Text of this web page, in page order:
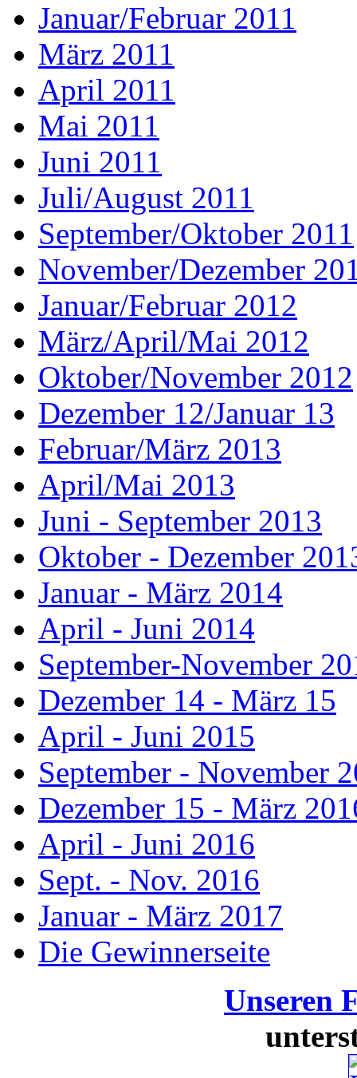
Januar/Februar 2011
März 2011
April 2011
Mai 2011
Juni 2011
Juli/August 2011
September/Oktober 2011
November/Dezember
Januar/Februar 2012
März/April/Mai 2012
Oktober/November 2012
Dezember 12/Januar 13
Februar/März 2013
April/Mai 2013
Juni - September 2013
Oktober - Dezember
Januar - März 2014
April - Juni 2014
September-November
Dezember 14 - März 15
April - Juni 2015
September - November
Dezember 15 - März
April - Juni 2016
Sept. - Nov. 2016
Januar - März 2017
Die Gewinnerseite
Unseren